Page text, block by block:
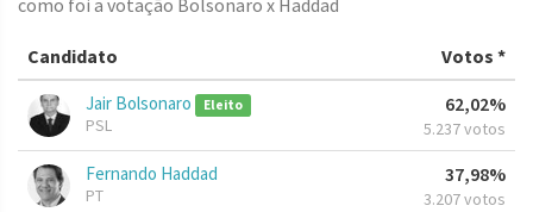
como foi a votação Bolsonaro x Haddad
Candidato Votos *
Jair Bolsonaro Eleito
PSL
62,02%
5.237 votos
Fernando Haddad
PT
37,98%
3.207 votos